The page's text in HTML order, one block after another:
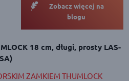
Zobacz więcej na
blogu
18 cm, długi, prosty LAS-
ZAMKIEM THUMLOCK